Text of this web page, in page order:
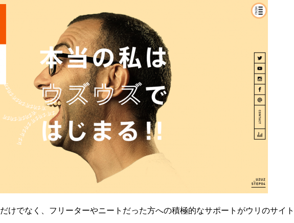
けでなく、フリーターやニートだった方への積極的なサポートがウリのサイト